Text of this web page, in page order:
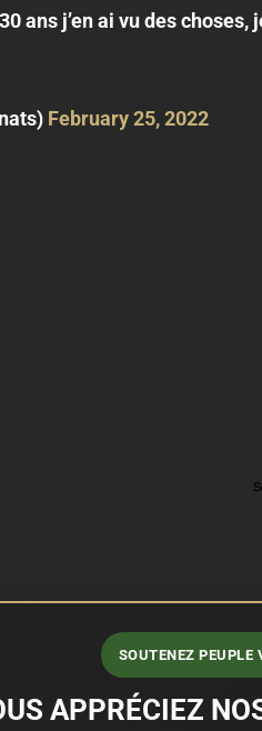
ans j’en ai vu des
February 25, 2022
SOUTENEZ PEUPLE
APPRÉCIEZ